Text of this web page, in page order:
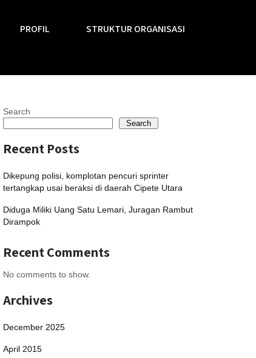
PROFIL STRUKTUR ORGANISASI
Search
Search
Recent Posts
Dikepung polisi, komplotan pencuri sprinter
tertangkap usai beraksi di daerah Cipete Utara
Diduga Miliki Uang Satu Lemari, Juragan Rambut
Dirampok
Recent Comments
No comments to show.
Archives
December 2025
April 2015